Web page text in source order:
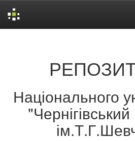
Національного